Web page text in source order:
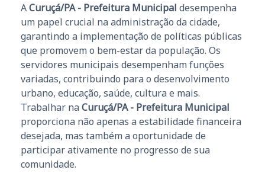
ACuruçá/PA - Prefeitura Municipal desempenha
um papel crucial na administração da cidade,
garantindo a implementação de políticas públicas
que promovem o bem-estar da população. Os
servidores municipais desempenham funções
variadas, contribuindo para o desenvolvimento
urbano, educação, saúde, cultura e mais.
Trabalhar na Curuçá/PA - Prefeitura Municipal
proporciona não apenas a estabilidade financeira
desejada, mas também a oportunidade de
participar ativamente no progresso de sua
comunidade.